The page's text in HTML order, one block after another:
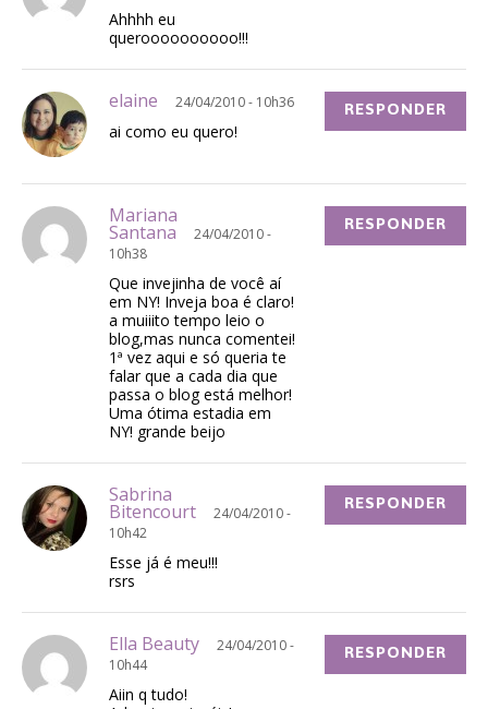
Ahhhh eu
queroooooooooo!!!
elaine 24/04/2010 - 10h36
ai como eu quero!
RESPONDER
Mariana
Santana
24/04/2010 -
10h38
Que invejinha de você aí
em NY! Inveja boa é claro!
a muiiito tempo leio o
blog,mas nunca comentei!
1ª vez aqui e só queria te
falar que a cada dia que
passa o blog está melhor!
Uma ótima estadia em
NY! grande beijo
RESPONDER
Sabrina
Bitencourt
24/04/2010 -
10h42
Esse já é meu!!!
rsrs
RESPONDER
Ella Beauty
24/04/2010 -
10h44
Aiin q tudo!
RESPONDER